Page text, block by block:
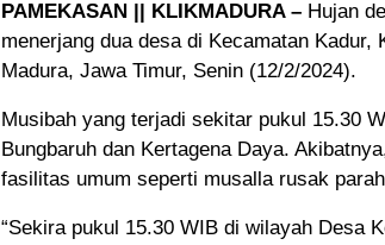
PAMEKASAN || KLIKMADURA – Hujan
menerjang dua desa di Kecamatan Kadur,
Madura, Jawa Timur, Senin (12/2/2024).
Musibah yang terjadi sekitar pukul 15.30
Bungbaruh dan Kertagena Daya.
fasilitas umum seperti musalla rusak
“Sekira pukul 15.30 WIB di wilayah Desa